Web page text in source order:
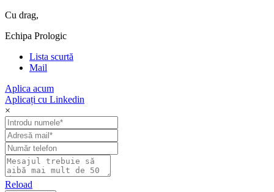
Cu drag,
Echipa Prologic
Lista scurtă
Mail
Aplica acum
Aplicați cu Linkedin
×
Reload